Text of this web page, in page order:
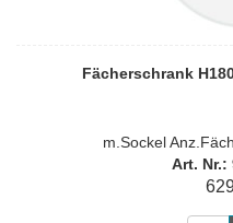
Fächerschrank
m.Sockel
Art. Nr.: